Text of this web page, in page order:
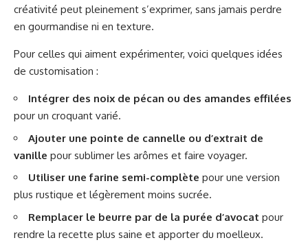
créativité peut pleinement s’exprimer, sans jamais perdre
en gourmandise ni en texture.
Pour celles qui aiment expérimenter, voici quelques idées
de customisation :
Intégrer des noix de pécan ou des amandes effilées
pour un croquant varié.
Ajouter une pointe de cannelle ou d’extrait de
vanille pour sublimer les arômes et faire voyager.
Utiliser une farine semi-complète pour une version
plus rustique et légèrement moins sucrée.
Remplacer le beurre par de la purée d’avocat pour
rendre la recette plus saine et apporter du moelleux.